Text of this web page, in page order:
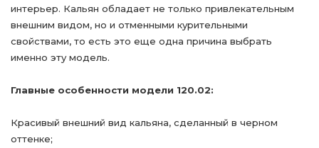
интерьер. Кальян обладает не только привлекательным
внешним видом, но и отменными курительными
свойствами, то есть это еще одна причина выбрать
именно эту модель.
Главные особенности модели 120.02:
Красивый внешний вид кальяна, сделанный в черном
оттенке;